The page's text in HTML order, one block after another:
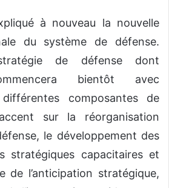
à nouveau la nouvelle
du système de défense.
de défense dont
bientôt avec
différentes composantes de
sur la réorganisation
le développement des
stratégiques capacitaires et
de l’anticipation stratégique,